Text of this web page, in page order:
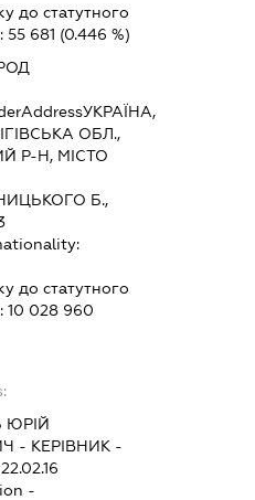
до статутного
55 681 (0.446 %)
УКРАЇНА,
ОБЛ.,
Р-Н, МІСТО
Б.,
до статутного
10 028 960
ЮРІЙ
- КЕРІВНИК -
-